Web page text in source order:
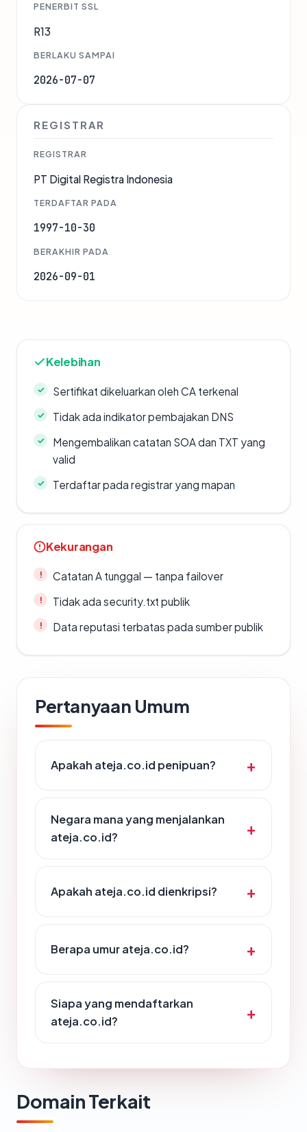
PENERBIT SSL
R13
BERLAKU SAMPAI
2026-07-07
REGISTRAR
REGISTRAR
PT Digital Registra Indonesia
TERDAFTAR PADA
1997-10-30
BERAKHIR PADA
2026-09-01
Kelebihan
Sertifikat dikeluarkan oleh CA terkenal
Tidak ada indikator pembajakan DNS
Mengembalikan catatan SOA dan TXT yang
valid
Terdaftar pada registrar yang mapan
Kekurangan
Catatan A tunggal — tanpa failover
Tidak ada security.txt publik
Data reputasi terbatas pada sumber publik
Pertanyaan Umum
Apakah ateja.co.id penipuan?
Negara mana yang menjalankan
ateja.co.id?
Apakah ateja.co.id dienkripsi?
Berapa umur ateja.co.id?
Siapa yang mendaftarkan
ateja.co.id?
Domain Terkait